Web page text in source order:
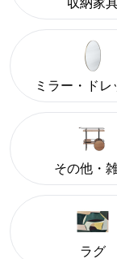
ミラー・ドレ
その他・
ラグ